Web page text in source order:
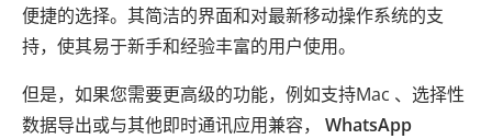
便捷的选择。其简洁的界面和对最新移动操作系统的支
持，使其易于新手和经验丰富的用户使用。
但是，如果您需要更高级的功能，例如支持Mac 、选择性
数据导出或与其他即时通讯应用兼容， WhatsApp